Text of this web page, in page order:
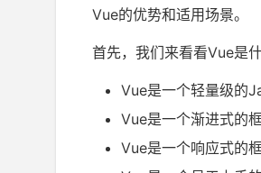
Vue的优势和适用场景。
首先，我们来看看Vue是
Vue是一个轻量级的
Vue是一个渐进式的
Vue是一个响应式的